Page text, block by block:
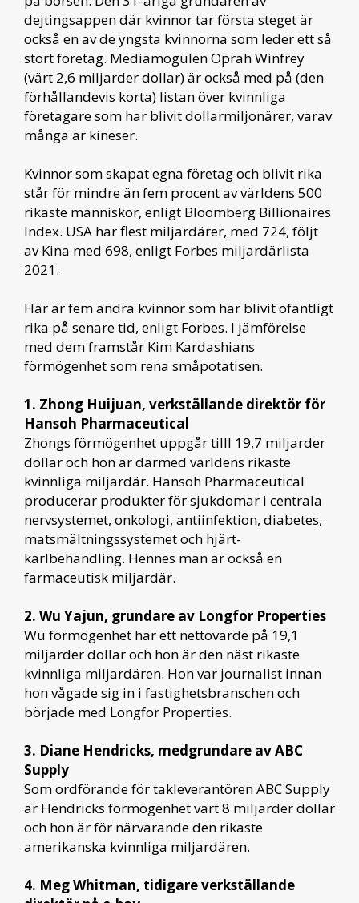
dejtingsappen där kvinnor tar första steget är
också en av de yngsta kvinnorna som leder ett så
stort företag. Mediamogulen Oprah Winfrey
(värt 2,6 miljarder dollar) är också med på (den
förhållandevis korta) listan över kvinnliga
företagare som har blivit dollarmiljonärer, varav
många är kineser.
Kvinnor som skapat egna företag och blivit rika
står för mindre än fem procent av världens 500
rikaste människor, enligt Bloomberg Billionaires
Index. USA har flest miljardärer, med 724, följt
av Kina med 698, enligt Forbes miljardärlista
2021.
Här är fem andra kvinnor som har blivit ofantligt
rika på senare tid, enligt Forbes. I jämförelse
med dem framstår Kim Kardashians
förmögenhet som rena småpotatisen.
1. Zhong Huijuan, verkställande direktör för
Hansoh Pharmaceutical
Zhongs förmögenhet uppgår tilll 19,7 miljarder
dollar och hon är därmed världens rikaste
kvinnliga miljardär. Hansoh Pharmaceutical
producerar produkter för sjukdomar i centrala
nervsystemet, onkologi, antiinfektion, diabetes,
matsmältningssystemet och hjärt-
kärlbehandling. Hennes man är också en
farmaceutisk miljardär.
2. Wu Yajun, grundare av Longfor Properties
Wu förmögenhet har ett nettovärde på 19,1
miljarder dollar och hon är den näst rikaste
kvinnliga miljardären. Hon var journalist innan
hon vågade sig in i fastighetsbranschen och
började med Longfor Properties.
3. Diane Hendricks, medgrundare av ABC
Supply
Som ordförande för takleverantören ABC Supply
är Hendricks förmögenhet värt 8 miljarder dollar
och hon är för närvarande den rikaste
amerikanska kvinnliga miljardären.
4. Meg Whitman, tidigare verkställande